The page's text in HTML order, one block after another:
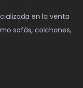
en la venta
sofás, colchones,